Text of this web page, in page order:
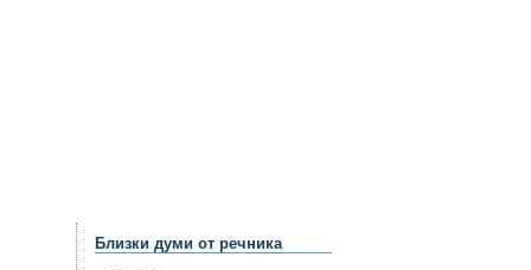
Близки думи от речника